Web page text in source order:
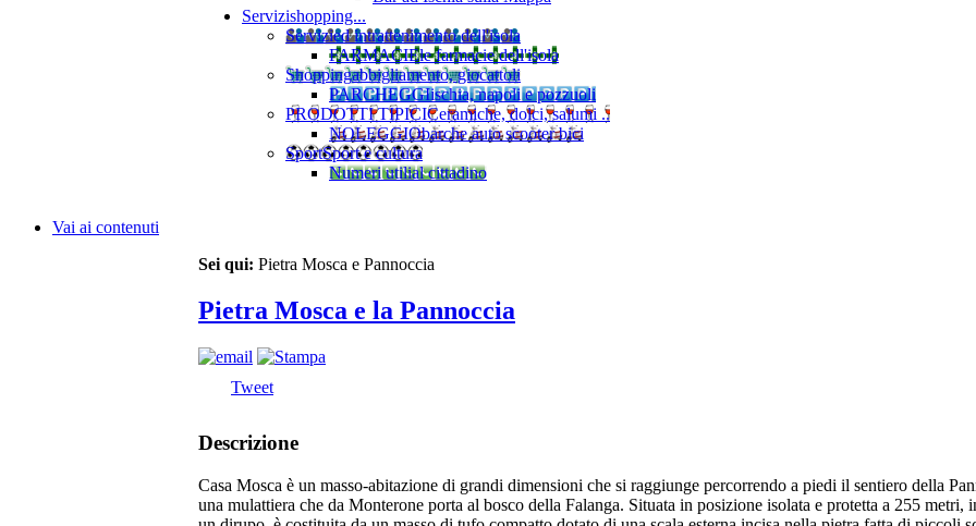
Servizishopping...
Servizied intrattenimento dell'isola
FARMACIEle farmacie dell'isola
Shoppingabbigliamento, giocattoli
PARCHEGGIischia, napoli e pozzuoli
PRODOTTI TIPICICeramiche, dolci, salumi ..
NOLEGGIObarche auto scooter bici
SportSport e cultura
Numeri utilial cittadino
Vai ai contenuti
Sei qui: Pietra Mosca e Pannoccia
Pietra Mosca e la Pannoccia
Tweet
Descrizione
Casa Mosca è un masso-abitazione di grandi dimensioni che si raggiunge percorrendo a piedi il sentiero della
una mulattiera che da Monterone porta al bosco della Falanga. Situata in posizione isolata e protetta a 255 metri,